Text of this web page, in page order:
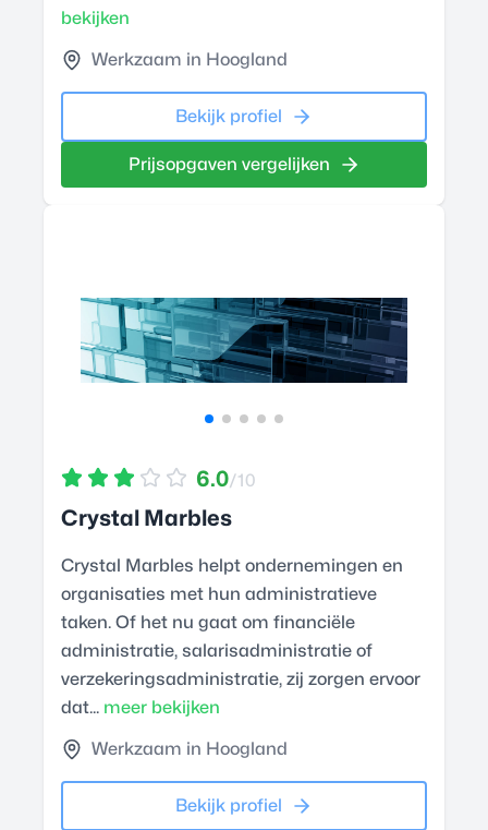
bekijken
Werkzaam in Hoogland
Bekijk profiel
Prijsopgaven vergelijken
6.0/10
Crystal Marbles
Crystal Marbles helpt ondernemingen en
organisaties met hun administratieve
taken. Of het nu gaat om financiële
administratie, salarisadministratie of
verzekeringsadministratie, zij zorgen ervoor
dat... meer bekijken
Werkzaam in Hoogland
Bekijk profiel